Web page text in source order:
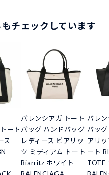
チェックしています
ート
ス
バレンシアガ トート
バッグ ハンドバッグ
レディース ビアリッ
ツ ミディアム トート
Biarritz ホワイト
バレ
バッ
アリ
ート
TOTE